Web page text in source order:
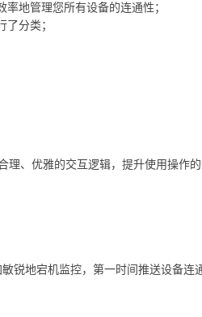
地管理您所有设备的连通性；
分类；
理、优雅的交互逻辑，提升使用操作的
锐地宕机监控，第一时间推送设备连